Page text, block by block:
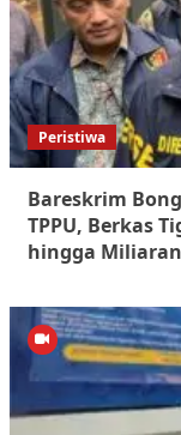
Peristiwa
Bareskrim
TPPU, Berkas
hingga